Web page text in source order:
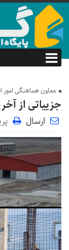
معاون هماهنگی امور
جزییاتی از
ارسال